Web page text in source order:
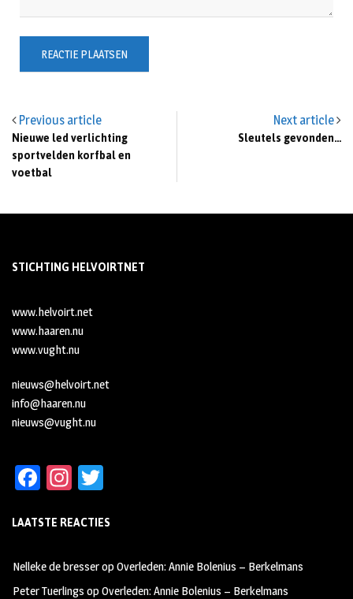
Previous article
Nieuwe led verlichting
sportvelden korfbal en
voetbal
Next article
Sleutels gevonden…
STICHTING HELVOIRTNET
www.helvoirt.net
www.haaren.nu
www.vught.nu
nieuws@helvoirt.net
info@haaren.nu
nieuws@vught.nu
Fa
b
oo
k
In
ag
m
tt
LAATSTE REACTIES
Nelleke de bresseropOverleden: Annie Bolenius – Berkelmans
Peter Tuerlings opOverleden: Annie Bolenius – Berkelmans